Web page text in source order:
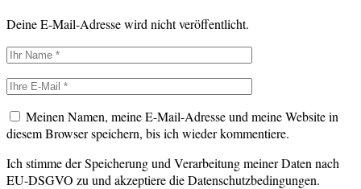
Deine E-Mail-Adresse wird nicht veröffentlicht.
Meinen Namen, meine E-Mail-Adresse und meine Website in
diesem Browser speichern, bis ich wieder kommentiere.
Ich stimme der Speicherung und Verarbeitung meiner Daten nach
EU-DSGVO zu und akzeptiere die Datenschutzbedingungen.